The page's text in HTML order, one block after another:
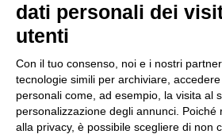
ENTI PUBBLICI
SCUOLE
CITTADINI E FAMIGLIE
CONTATTI
Seguici su:
dati personali dei
utenti
Con il tuo consenso, noi e i nostri
tecnologie simili per archiviare,
personali come, ad esempio, la visita al
personalizzazione degli annunci. Poiché
alla privacy, è possibile scegliere di non